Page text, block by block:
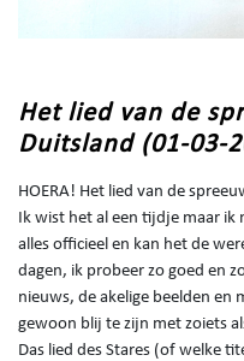
Het lied van de
Duitsland (01-03-
HOERA! Het lied van de
Ik wist het al een tijdje maar
alles officieel en kan het de
dagen, ik probeer zo goed en
nieuws, de akelige beelden
gewoon blij te zijn met zoiets
Das lied des Stares (of welke